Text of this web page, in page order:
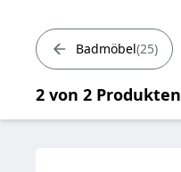
Badmöbel 25
2 von 2 Produkten